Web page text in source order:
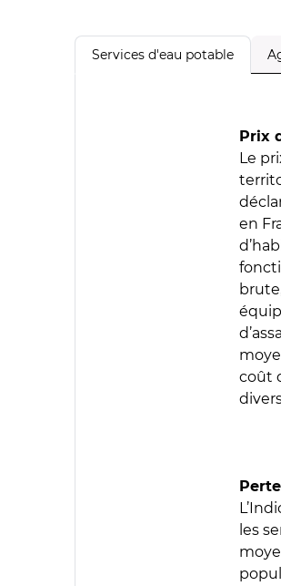
Services d'eau potable
Prix
Le
en
coût
les